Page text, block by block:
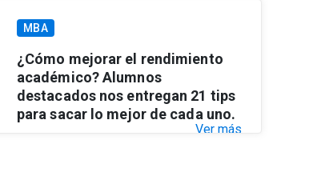
MBA
¿Cómo mejorar el rendimiento
académico? Alumnos
destacados nos entregan 21 tips
para sacar lo mejor de cada uno.
Ver más